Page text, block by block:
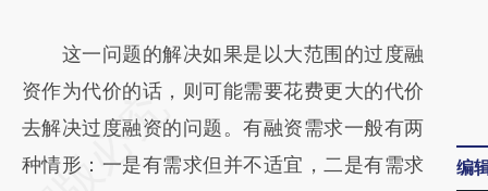
这一问题的解决如果是以大范围的过度融
资作为代价的话，则可能需要花费更大的代价
去解决过度融资的问题。有融资需求一般有两
种情形：一是有需求但并不适宜，二是有需求
编